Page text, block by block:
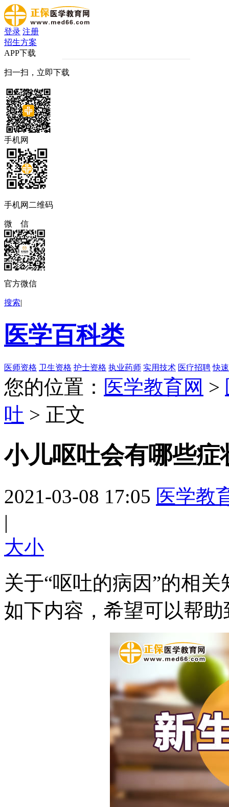
登录 注册
招生方案
APP下载
扫一扫，立即下载
手机网
手机网二维码
微 信
官方微信
搜索|
医学百科类
医师资格 卫生资格 护士资格 执业药师 实用技术 医疗招聘 快
您的位置： 医学教育网 >
吐 > 正文
小儿呕吐会有哪些
2021-03-08 17:05 医学教
|
大小
关于“呕吐的病因”的相
如下内容，希望可以帮